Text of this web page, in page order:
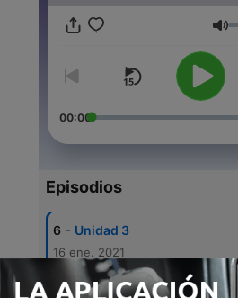
00:00
Episodios
6 - Unidad 3
16 ene. 2021
5 - Producto integrador